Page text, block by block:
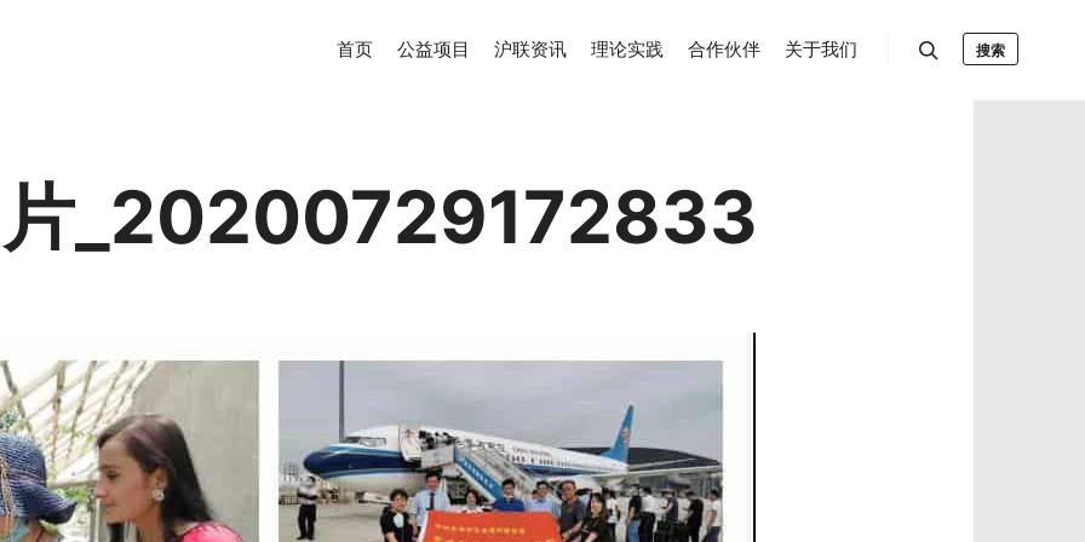
首页 公益项目 沪联资讯 理论实践 合作伙伴 关于我们 搜索
_20200729172833